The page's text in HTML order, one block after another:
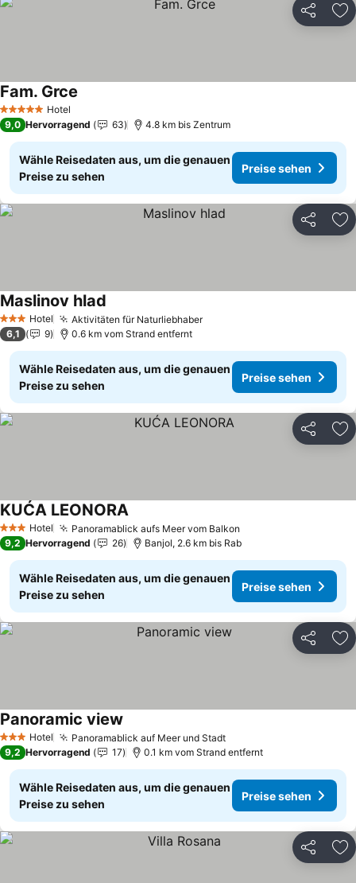
Teilen
5 Sterne Hotel
Fam. Grce
9,0 Hervorragend 63 4.8 km bis Zentrum
Wähle Reisedaten aus, um die genauen
Preise zu sehen
Preise sehen
Teilen
3 SterneHotel Aktivitäten für NaturliebhaberPreise sehen
Maslinov hlad
6,1 9 0.6 km vom Strand entfernt
Wähle Reisedaten aus, um die genauen
Preise zu sehen
Preise sehen
Teilen
3 SterneHotel Panoramablick aufs Meer vom Balkon
KUĆA LEONORAPreise sehen
9,2 Hervorragend 26 Banjol, 2.6 km bis Rab
Wähle Reisedaten aus, um die genauen
Preise zu sehen
Preise sehen
Teilen
3 SterneHotel Panoramablick auf Meer und StadtPreise sehen
Panoramic view
9,2 Hervorragend 17 0.1 km vom Strand entfernt
Wähle Reisedaten aus, um die genauen
Preise zu sehen
Preise sehen
Teilen